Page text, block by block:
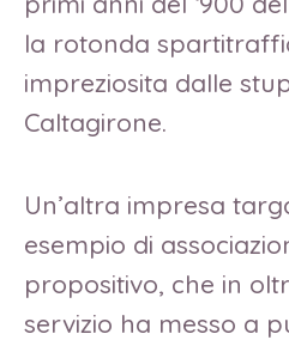
la rotonda
impreziosita dalle
Caltagirone.
Un’altra impresa
esempio di
propositivo, che in
servizio ha messo a